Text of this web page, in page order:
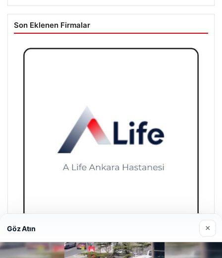
Son Eklenen Firmalar
A Life Ankara Hastanesi
27/03/2026
Göz Atın ×